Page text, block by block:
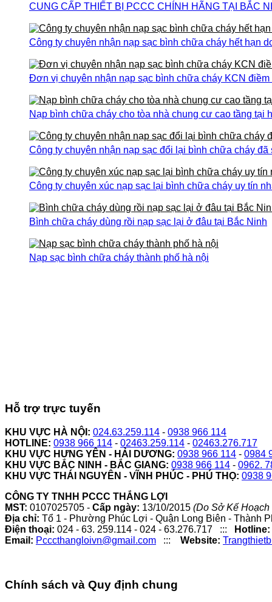
CUNG CẤP THIẾT BỊ PCCC CHÍNH HÃNG TẠI BẮC
Công ty chuyên nhận nạp sạc bình chữa cháy hết hạn
Đơn vị chuyên nhận nạp sạc bình chữa cháy KCN
Nạp bình chữa cháy cho tòa nhà chung cư cao tầng tại
Công ty chuyên nhận nạp sạc đổi lại bình chữa cháy
Công ty chuyên xúc nạp sạc lại bình chữa cháy uy tín
Bình chữa cháy dùng rồi nạp sạc lại ở đâu tại Bắc Ninh
Nạp sạc bình chữa cháy thành phố hà nội
Hỗ trợ trực tuyến
KHU VỰC HÀ NỘI: 024.63.259.114 - 0938 966 114
HOTLINE: 0938 966 114 - 02463.259.114 - 02463.276.717
KHU VỰC HƯNG YÊN - HẢI DƯƠNG: 0938 966 114 - 0984
KHU VỰC BẮC NINH - BẮC GIANG: 0938 966 114 - 0962.
KHU VỰC THÁI NGUYÊN - VĨNH PHÚC - PHÚ THỌ: 0938
CÔNG TY TNHH PCCC THẮNG LỢI
MST: 0107025705 - Cấp ngày: 13/10/2015 (Do Sở Kế
Địa chỉ: Tổ 1 - Phường Phúc Lợi - Quận Long Biên - Thành
Điện thoại: 024 - 63. 259.114 - 024 - 63.276.717 ::: Hotline:
Email: Pcccthangloivn@gmail.com ::: Website:
Chính sách và Quy định chung